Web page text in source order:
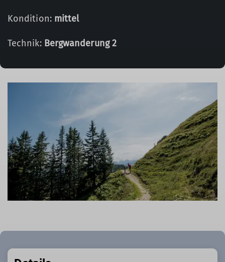
Kondition: mittel
Technik: Bergwanderung 2